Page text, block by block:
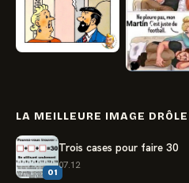
LA MEILLEURE IMAGE DRÔLE
01
Trois cases pour faire 30
07.12